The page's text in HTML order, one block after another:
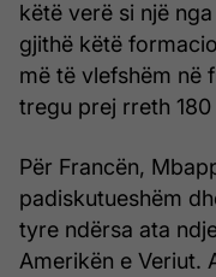
këtë verë si një
gjithë këtë
më të vlefshëm në
tregu prej rreth
Për Francën,
padiskutueshëm
tyre ndërsa ata
Amerikën e Veriut.